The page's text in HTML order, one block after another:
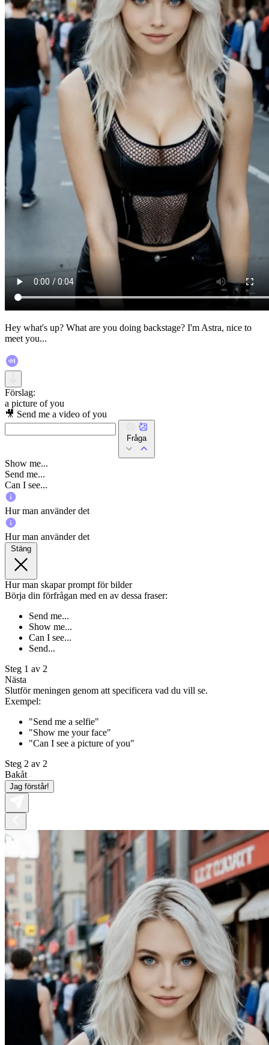
Hey what's up? What are you doing backstage? I'm Astra, nice to
meet you...
Förslag:
a picture of you
🎥 Send me a video of you
Fråga
Show me...
Send me...
Can I see...
Hur man använder det
Hur man använder det
Stäng
Hur man skapar prompt för bilder
Börja din förfrågan med en av dessa fraser:
Send me...
Show me...
Can I see...
Send...
Steg 1 av 2
Nästa
Slutför meningen genom att specificera vad du vill se.
Exempel:
"Send me a selfie"
"Show me your face"
"Can I see a picture of you"
Steg 2 av 2
Bakåt
Jag förstår!